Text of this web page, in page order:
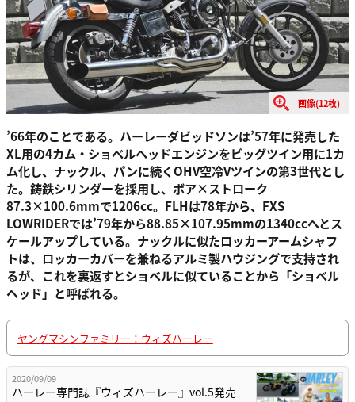
画像(12枚)
’66年のことである。ハーレーダビッドソンは’57年に発売した
XL用の4カム・ショベルヘッドエンジンをビッグツイン用に1カ
ム化し、ナックル、パンに続くOHV空冷Vツインの第3世代とし
た。鋳鉄シリンダーを採用し、ボア×ストローク
87.3×100.6mmで1206cc。FLHは78年から、FXS
LOWRIDERでは’79年から88.85×107.95mmの1340ccへとス
ケールアップしている。ナックルに似たロッカーアームシャフ
トは、ロッカーカバーを兼ねるアルミ製ハウジングで支持され
るが、これを裏返すとショベルに似ていることから「ショベル
ヘッド」と呼ばれる。
ヤングマシンファミリー：ウィズハーレー
2020/09/09
ハーレー専門誌『ウィズハーレー』vol.5発売